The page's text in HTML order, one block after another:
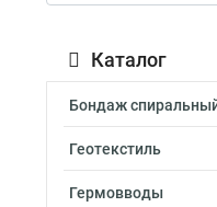
Каталог
Бондаж
Геотекстиль
Гермовводы